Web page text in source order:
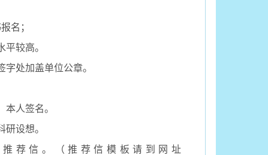
名；
较高。
处加盖单位公章。
人签名。
设想。
荐信。（推荐信模板请到网址